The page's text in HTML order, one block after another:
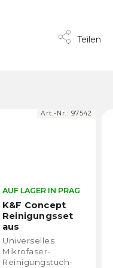
Teilen
KF Concept Blue
MC UV-Filter (55
mm)
AUF LAGER IN PRAG
Hochwertiger 55
mm MC UV-Filter
von KF Concept.
Art.-Nr.:96953